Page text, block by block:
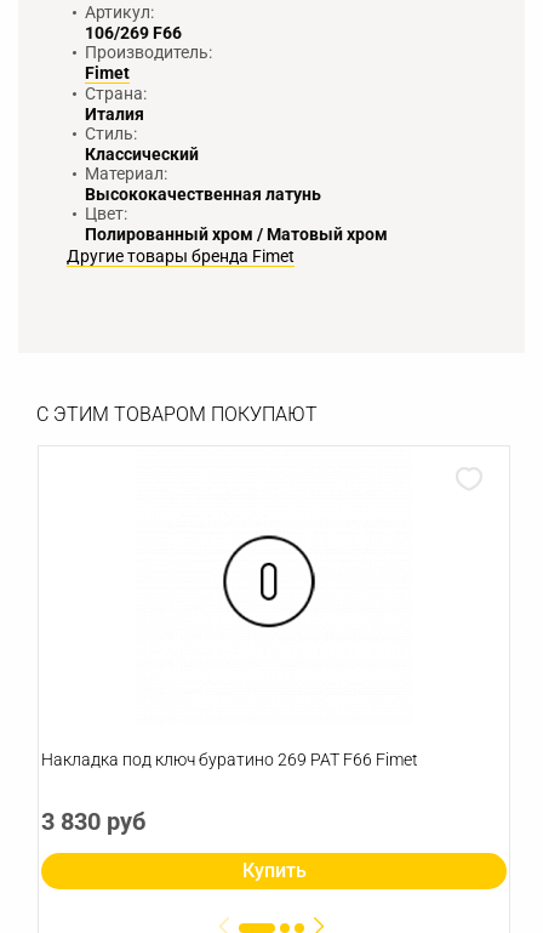
Артикул:
106/269 F66
Производитель:
Fimet
Страна:
Италия
Стиль:
Классический
Материал:
Высококачественная латунь
Цвет:
Полированный хром / Матовый хром
Другие товары бренда Fimet
С ЭТИМ ТОВАРОМ ПОКУПАЮТ
Накладка под ключ буратино 269 PAT F66 Fimet
3 830 руб
Купить